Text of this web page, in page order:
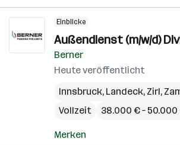
Einblicke
Außendienst (m/w/d)
Berner
Heute veröffentlicht
Innsbruck, Landeck, Zirl,
Vollzeit
38.000 € –
Merken